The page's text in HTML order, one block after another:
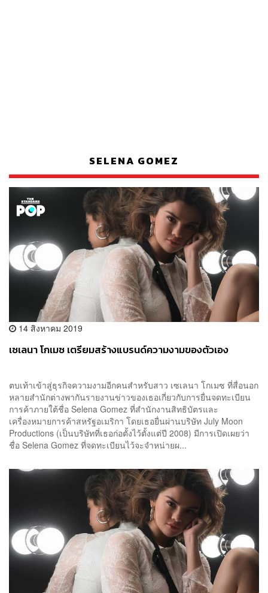
SELENA GOMEZ
14 สิงหาคม 2019
เซเลนา โกเมซ เตรียมสร้างแบรนด์ความงามของตัวเอง
ตบเท้าเข้าสู่ธุรกิจความงามอีกคนสำหรับสาว เซเลนา โกเมซ ที่สื่อนอก
หลายสำนักต่างพากันรายงานข่าวของเธอเกี่ยวกับการยื่นจดทะเบียน
การค้าภายใต้ชื่อ Selena Gomez ที่สำนักงานสิทธิบัตรและ
เครื่องหมายการค้าสหรัฐอเมริกา โดยเธอยื่นผ่านบริษัท July Moon
Productions (เป็นบริษัทที่เธอก่อตั้งไว้ตั้งแต่ปี 2008) มีการเปิดเผยว่า
ชื่อ Selena Gomez ที่จดทะเบียนไว้จะจำหน่ายผ...